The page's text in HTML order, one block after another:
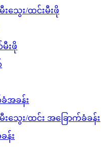
သွေး/ထင်းမီးဖို
းဖို
အခန်း
သွေး/ထင်း အခြောက်ခံခန်း
န်း